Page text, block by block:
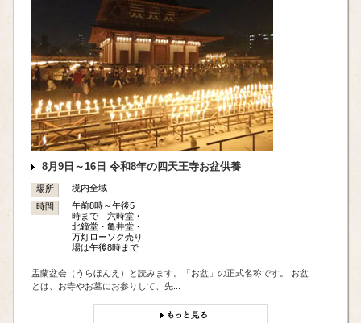
8月9日～16日 令和8年の四天王寺お盆供養
場所
境内全域
時間
午前8時～午後5
時まで 六時堂・
北鐘堂・亀井堂・
万灯ローソク売り
場は午後8時まで
盂蘭盆会（うらぼんえ）と読みます。「お盆」の正式名称です。 お盆
とは、お寺やお墓にお参りして、先...